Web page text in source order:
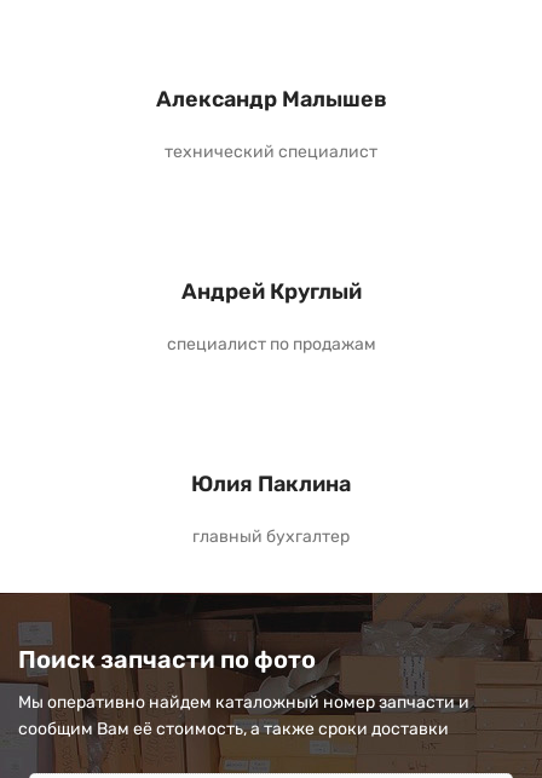
Александр Малышев
технический специалист
Андрей Круглый
специалист по продажам
Юлия Паклина
главный бухгалтер
Поиск запчасти по фото
Мы оперативно найдем каталожный номер запчасти и
сообщим Вам её стоимость, а также сроки доставки